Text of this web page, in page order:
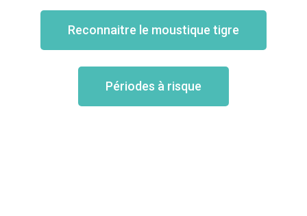
Reconnaitre le moustique tigre
Périodes à risque